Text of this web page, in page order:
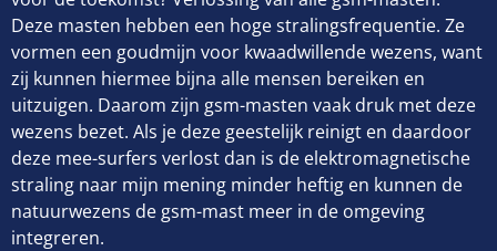
Deze masten hebben een hoge stralingsfrequentie. Ze
vormen een goudmijn voor kwaadwillende wezens, want
zij kunnen hiermee bijna alle mensen bereiken en
uitzuigen. Daarom zijn gsm-masten vaak druk met deze
wezens bezet. Als je deze geestelijk reinigt en daardoor
deze mee-surfers verlost dan is de elektromagnetische
straling naar mijn mening minder heftig en kunnen de
natuurwezens de gsm-mast meer in de omgeving
integreren.